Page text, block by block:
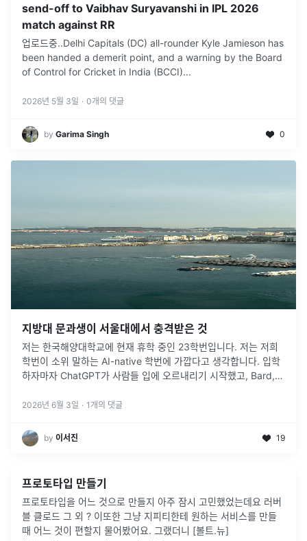
send-off to Vaibhav Suryavanshi in IPL 2026
match against RR
업로드중..Delhi Capitals (DC) all-rounder Kyle Jamieson has
been handed a demerit point, and a warning by the Board
of Control for Cricket in India (BCCI)...
2026년 5월 3일 · 0개의 댓글
by Garima Singh 0
지방대 문과생이 서울대에서 충격받은 것
저는 한국해양대학교에 현재 휴학 중인 23학번입니다. 저는 저희
학번이 소위 말하는 AI-native 학번에 가깝다고 생각합니다. 입학
하자마자 ChatGPT가 사람들 입에 오르내리기 시작했고, Bard,
2026년 6월 3일 · 1 개의 댓글
by 이서진 19
프로토타입 만들기
프로토타입을 어느 것으로 만들지 아주 잠시 고민했었는데요 러버
블 클로드 그 외 ? 이또한 그냥 지피티한테 원하는 서비스를 만들
때 어느 것이 편할지 물어봤어요. 그랬더니 [볼트.뉴]